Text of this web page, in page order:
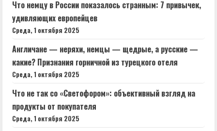
Что немцу в России показалось странным: 7 привычек,
удивляющих европейцев
Среда, 1 октября 2025
Англичане — неряхи, немцы — щедрые, а русские —
какие? Признания горничной из турецкого отеля
Среда, 1 октября 2025
Что не так со «Светофором»: объективный взгляд на
продукты от покупателя
Среда, 1 октября 2025